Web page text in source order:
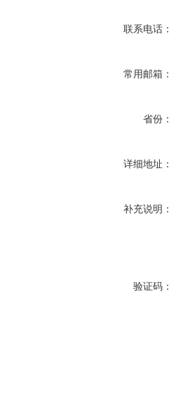
联系电话：
常用邮箱：
省份：
详细地址：
补充说明：
验证码：